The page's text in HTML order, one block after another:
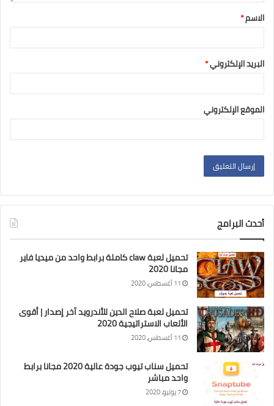
الاسم*
البريد الإلكتروني*
الموقع الإلكتروني
أحدث البرامج
تحميل لعبة claw كاملة برابط واحد من ميديا فاير
مجانا 2020
11 أغسطس، 2020
تحميل لعبة صلاح الدين للأندرويد آخر إصدار | أقوى
الألعاب الاستراتيجية 2020
11 أغسطس، 2020
تحميل سناب تيوب جودة عالية 2020 مجانا برابط
واحد مباشر
7 يوليو، 2020